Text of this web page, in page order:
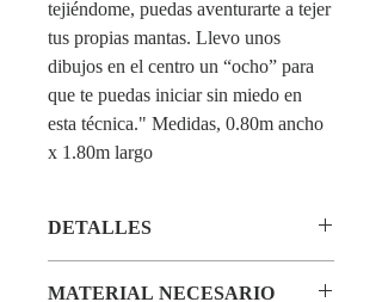
tejiéndome, puedas aventurarte a tejer
tus propias mantas. Llevo unos
dibujos en el centro un “ocho” para
que te puedas iniciar sin miedo en
esta técnica." Medidas, 0.80m ancho
x 1.80m largo
DETALLES
MATERIAL NECESARIO